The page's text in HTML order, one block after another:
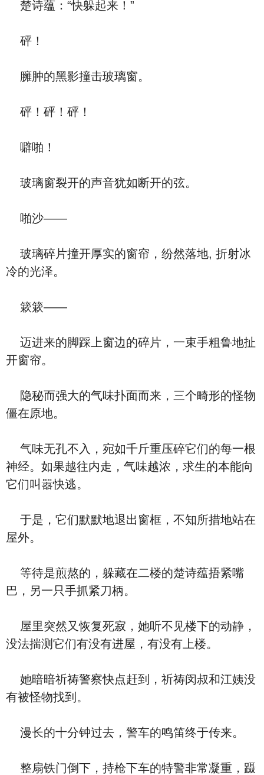
楚诗蕴：“快躲起来！”
砰！
臃肿的黑影撞击玻璃窗。
砰！砰！砰！
噼啪！
玻璃窗裂开的声音犹如断开的弦。
啪沙——
玻璃碎片撞开厚实的窗帘，纷然落地, 折射冰
冷的光泽。
簌簌——
迈进来的脚踩上窗边的碎片，一束手粗鲁地扯
开窗帘。
隐秘而强大的气味扑面而来，三个畸形的怪物
僵在原地。
气味无孔不入，宛如千斤重压碎它们的每一根
神经。如果越往内走，气味越浓，求生的本能向
它们叫嚣快逃。
于是，它们默默地退出窗框，不知所措地站在
屋外。
等待是煎熬的，躲藏在二楼的楚诗蕴捂紧嘴
巴，另一只手抓紧刀柄。
屋里突然又恢复死寂，她听不见楼下的动静，
没法揣测它们有没有进屋，有没有上楼。
她暗暗祈祷警察快点赶到，祈祷闵叔和江姨没
有被怪物找到。
漫长的十分钟过去，警车的鸣笛终于传来。
整扇铁门倒下，持枪下车的特警非常凝重，蹑